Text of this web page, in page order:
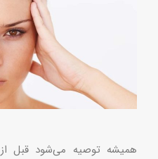
همیشه توصیه می‌شود قبل از